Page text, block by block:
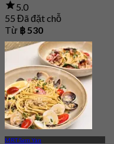
5.0
55 Đã đặt chỗ
Từ ฿ 530
MRT Sam Yan